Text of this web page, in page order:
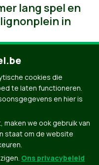
lang spel en
in
cookies die
te laten functioneren.
en hier is
we ook gebruik van
staat om de website
Ons privacybeleid